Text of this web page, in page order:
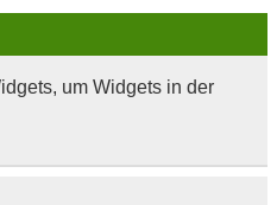
um Widgets in der